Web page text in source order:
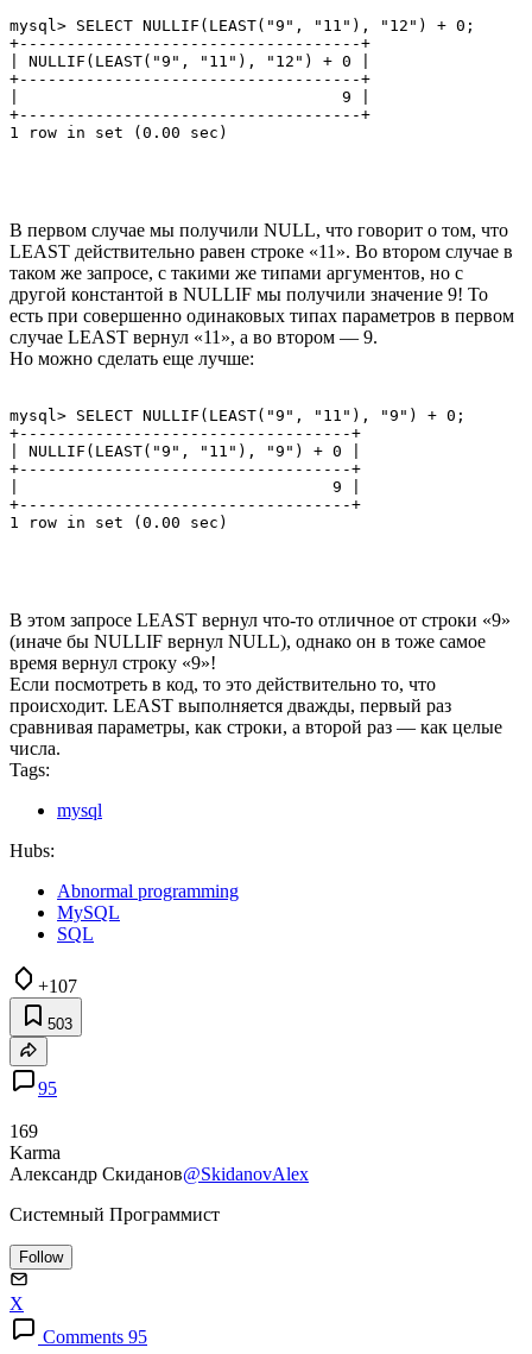
mysql> SELECT NULLIF(LEAST("9", "11"), "12") + 0;
+------------------------------------+
| NULLIF(LEAST("9", "11"), "12") + 0 |
+------------------------------------+
|                                  9 |
+------------------------------------+
В первом случае мы получили NULL, что говорит о том, что
LEAST действительно равен строке «11». Во втором случае в
таком же запросе, с такими же типами аргументов, но с
другой константой в NULLIF мы получили значение 9! То
есть при совершенно одинаковых типах параметров в первом
случае LEAST вернул «11», а во втором — 9.
Но можно сделать еще лучше:
mysql> SELECT NULLIF(LEAST("9", "11"), "9") + 0;
+-----------------------------------+
| NULLIF(LEAST("9", "11"), "9") + 0 |
+-----------------------------------+
|                                 9 |
+-----------------------------------+
В этом запросе LEAST вернул что-то отличное от строки «9»
(иначе бы NULLIF вернул NULL), однако он в тоже самое
время вернул строку «9»!
Если посмотреть в код, то это действительно то, что
происходит. LEAST выполняется дважды, первый раз
сравнивая параметры, как строки, а второй раз — как целые
числа.
Tags:
mysql
Hubs:
Abnormal programming
MySQL
SQL
+107
503
95
169
Karma
Александр Скиданов@SkidanovAlex
Системный Программист
Follow
X
Comments 95